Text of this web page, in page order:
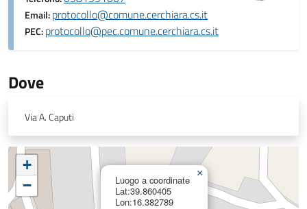
Email:protocollo@comune.cerchiara.cs.it
PEC:protocollo@pec.comune.cerchiara.cs.it
Dove
Via A. Caputi
Luogo a coordinate
Lat:39.860405
Lon:16.382789
×
+
−